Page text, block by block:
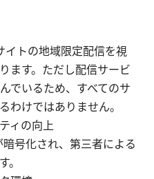
イトの地域限定配信を視
ます。ただし配信サービ
でいるため、すべてのサ
わけではありません。
ィの向上
号化され、第三者による
。